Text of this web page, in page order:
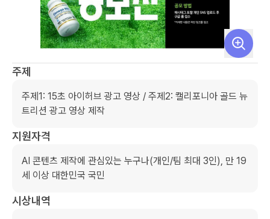
주제
주제1: 15초 아이허브 광고 영상 / 주제2: 캘리포니아 골드 뉴
트리션 광고 영상 제작
지원자격
AI 콘텐츠 제작에 관심있는 누구나(개인/팀 최대 3인), 만 19
세 이상 대한민국 국민
시상내역